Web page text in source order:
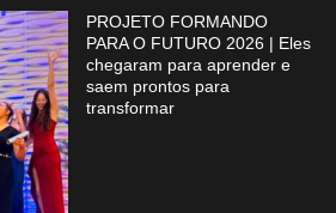
PROJETO FORMANDO
PARA O FUTURO 2026 | Eles
chegaram para aprender e
saem prontos para
transformar